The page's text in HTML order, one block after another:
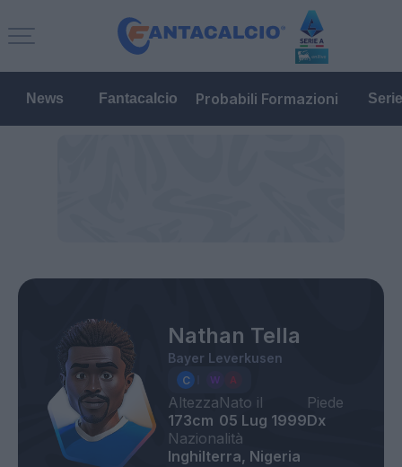
News Fantacalcio Probabili Formazioni
Nathan Tella
Bayer Leverkusen
Altezza
173cm
Nato il
05 Lug 1999
Piede
Dx
Nazionalità
Inghilterra, Nigeria